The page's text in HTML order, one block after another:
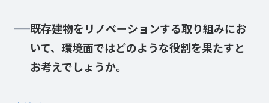
既存建物をリノベーションする取り組みにお
いて、環境面ではどのような役割を果たすと
お考えでしょうか。